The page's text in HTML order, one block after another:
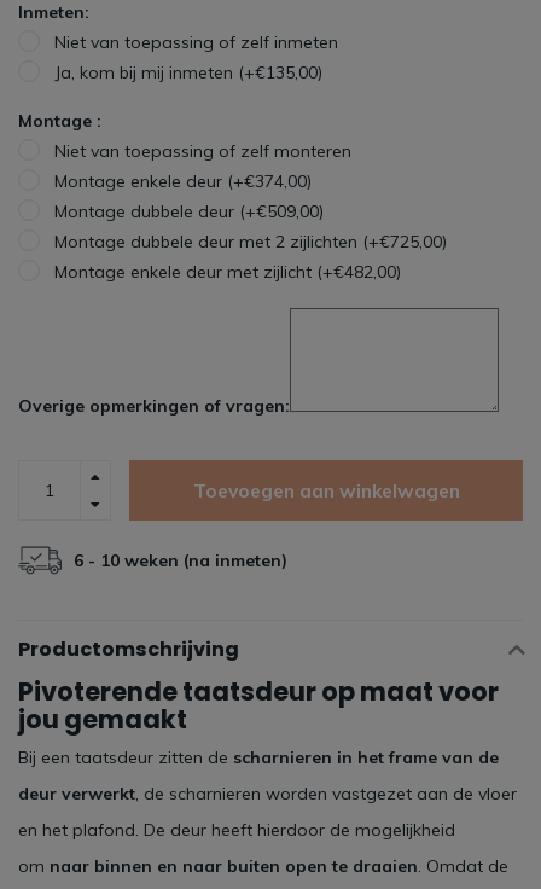
Inmeten:
Niet van toepassing of zelf inmeten
Ja, kom bij mij inmeten (+€135,00)
Montage :
Niet van toepassing of zelf monteren
Montage enkele deur (+€374,00)
Montage dubbele deur (+€509,00)
Montage dubbele deur met 2 zijlichten (+€725,00)
Montage enkele deur met zijlicht (+€482,00)
Overige opmerkingen of vragen:
Toevoegen aan winkelwagen
6 - 10 weken (na inmeten)
Productomschrijving
Pivoterende taatsdeur op maat voor
jou gemaakt
Bij een taatsdeur zitten de scharnieren in het frame van de
deur verwerkt, de scharnieren worden vastgezet aan de vloer
en het plafond. De deur heeft hierdoor de mogelijkheid
om naar binnen en naar buiten open te draaien. Omdat de